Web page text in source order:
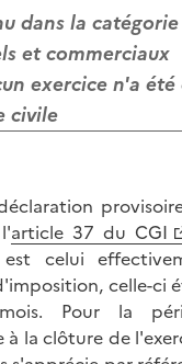
dans la
et commerciaux
exercice n'a été
civile
article 37 du CGI
celui
celle-ci
Pour la
la clôture de